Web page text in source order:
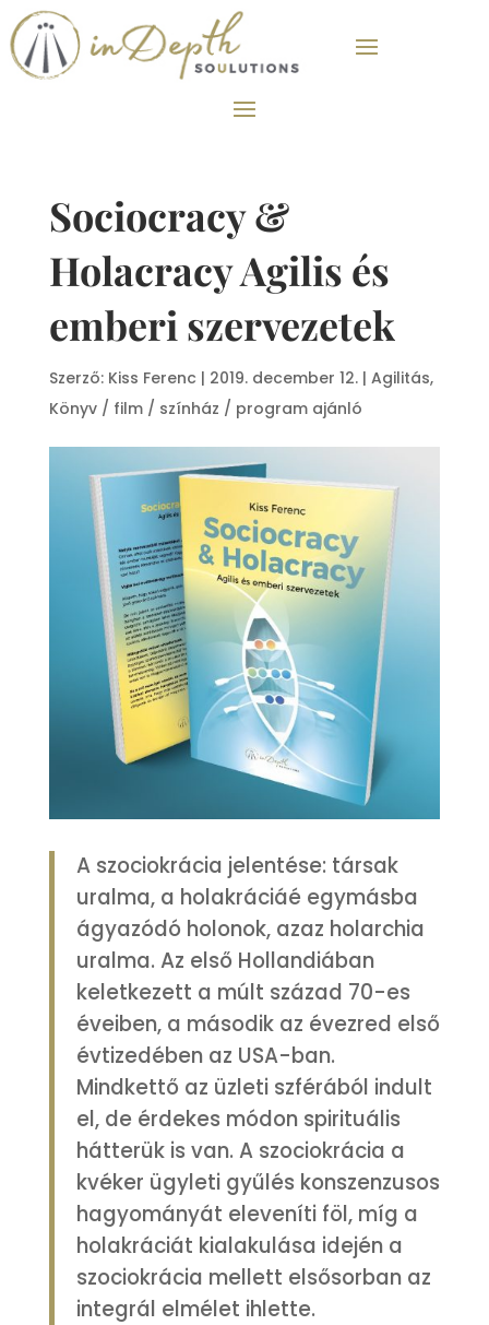
Sociocracy &
Holacracy Agilis és
emberi szervezetek
Szerző: Kiss Ferenc | 2019. december 12.| Agilitás,
Könyv / film / színház / program ajánló
A szociokrácia jelentése: társak
uralma, a holakráciáé egymásba
ágyazódó holonok, azaz holarchia
uralma. Az első Hollandiában
keletkezett a múlt század 70-es
éveiben, a második az évezred első
évtizedében az USA-ban.
Mindkettő az üzleti szférából indult
el, de érdekes módon spirituális
hátterük is van. A szociokrácia a
kvéker ügyleti gyűlés konszenzusos
hagyományát eleveníti föl, míg a
holakráciát kialakulása idején a
szociokrácia mellett elsősorban az
integrál elmélet ihlette.